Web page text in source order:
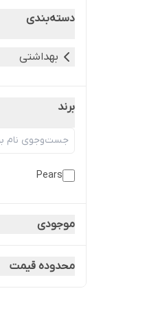
دسته‌بندی
بهداشتی
برند
Pears
موجودی
محدوده قیمت